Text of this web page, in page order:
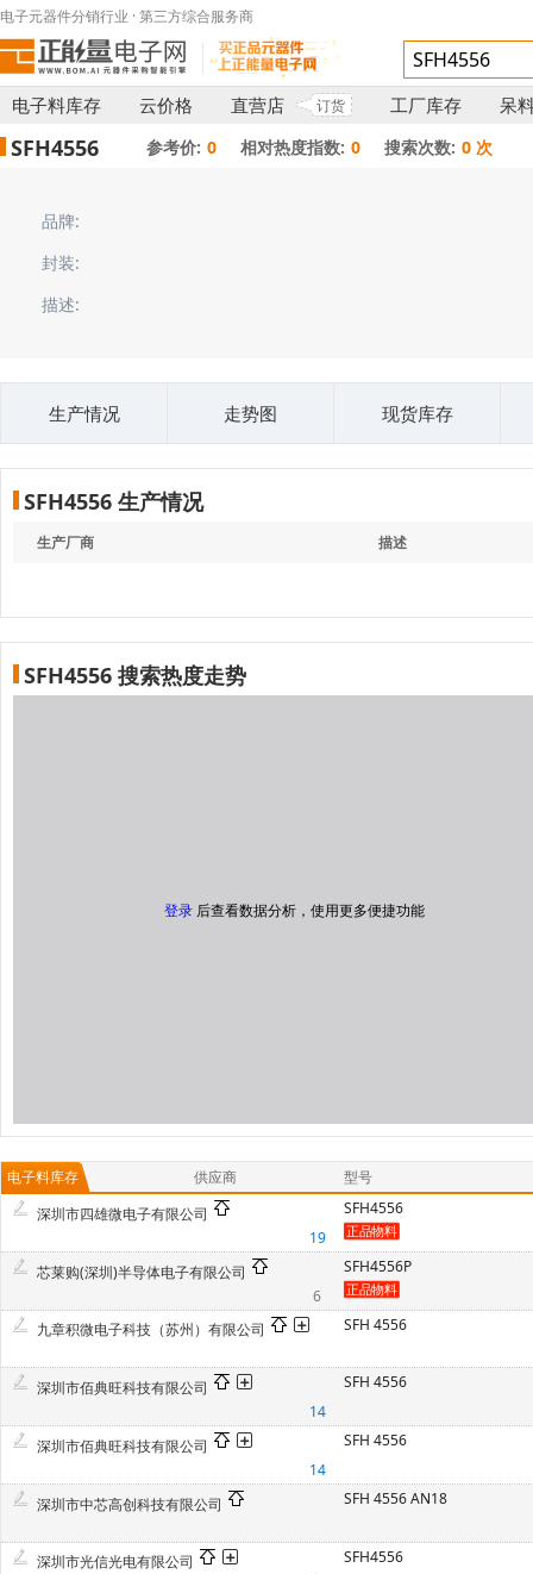
电子元器件分销行业 · 第三方综合服务商
电子料库存 云价格 直营店 订货 工厂库存 呆
SFH4556 参考价: 0 相对热度指数: 0 搜索次数: 0 次
品牌:
封装:
描述:
生产情况 走势图 现货库存
SFH4556 生产情况
生产厂商 描述
SFH4556 搜索热度走势
登录 后查看数据分析，使用更多便捷功能
电子料库存 供应商
型号
深圳市四雄微电子有限公司
19
SFH4556
芯莱购(深圳)半导体电子有限公司
6
SFH4556P
九章积微电子科技（苏州）有限公司 SFH 4556
深圳市佰典旺科技有限公司
14
SFH 4556
深圳市佰典旺科技有限公司
14
SFH 4556
深圳市中芯高创科技有限公司 SFH 4556 AN18
深圳市光信光电有限公司
SFH4556